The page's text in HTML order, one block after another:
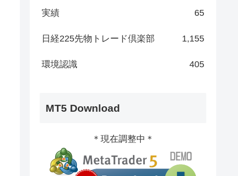
実績 65
日経225先物トレード倶楽部 1,155
環境認識 405
MT5 Download
＊現在調整中＊